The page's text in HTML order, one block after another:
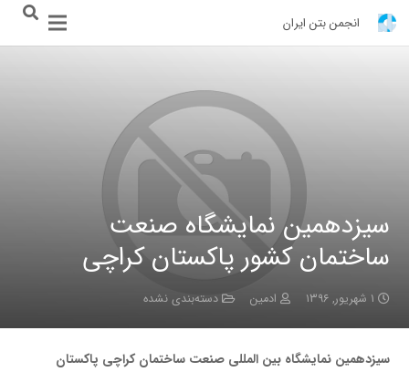
انجمن بتن ایران
سیزدهمین نمایشگاه صنعت
ساختمان کشور پاکستان کراچی
۱ شهریور, ۱۳۹۶ ادمین دسته‌بندی نشده
سیزدهمین نمایشگاه بین المللی صنعت ساختمان کراچی پاکستان